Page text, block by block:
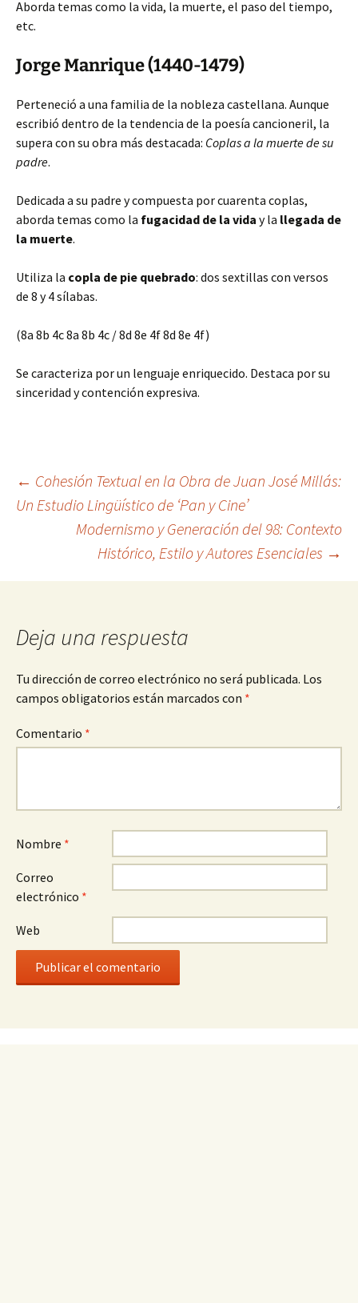
Aborda temas como la vida, la muerte, el paso del tiempo,
etc.
Jorge Manrique (1440-1479)
Perteneció a una familia de la nobleza castellana. Aunque
escribió dentro de la tendencia de la poesía cancioneril, la
supera con su obra más destacada: Coplas a la muerte de su
padre.
Dedicada a su padre y compuesta por cuarenta coplas,
aborda temas como la fugacidad de la vida y la llegada de
la muerte.
Utiliza la copla de pie quebrado: dos sextillas con versos
de 8 y 4 sílabas.
(8a 8b 4c 8a 8b 4c / 8d 8e 4f 8d 8e 4f)
Se caracteriza por un lenguaje enriquecido. Destaca por su
sinceridad y contención expresiva.
Navegación
entradas
← Cohesión Textual en la Obra de Juan José Millás:
Un Estudio Lingüístico de ‘Pan y Cine’
Modernismo y Generación del 98: Contexto
Histórico, Estilo y Autores Esenciales →
Deja una respuesta
Tu dirección de correo electrónico no será publicada. Los
campos obligatorios están marcados con *
Comentario *
Nombre *
Correo
electrónico *
Web